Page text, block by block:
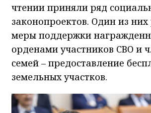
чтении приняли ряд
законопроектов. Один из
меры поддержки
орденами участников СВО и
семей – предоставление
земельных участков.